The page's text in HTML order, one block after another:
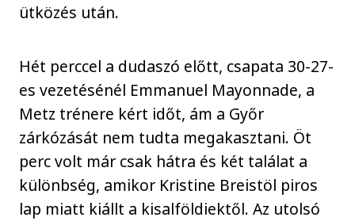
ütközés után.
Hét perccel a dudaszó előtt, csapata 30-27-
es vezetésénél Emmanuel Mayonnade, a
Metz trénere kért időt, ám a Győr
zárkózását nem tudta megakasztani. Öt
perc volt már csak hátra és két találat a
különbség, amikor Kristine Breistöl piros
lap miatt kiállt a kisalföldiektől. Az utolsó